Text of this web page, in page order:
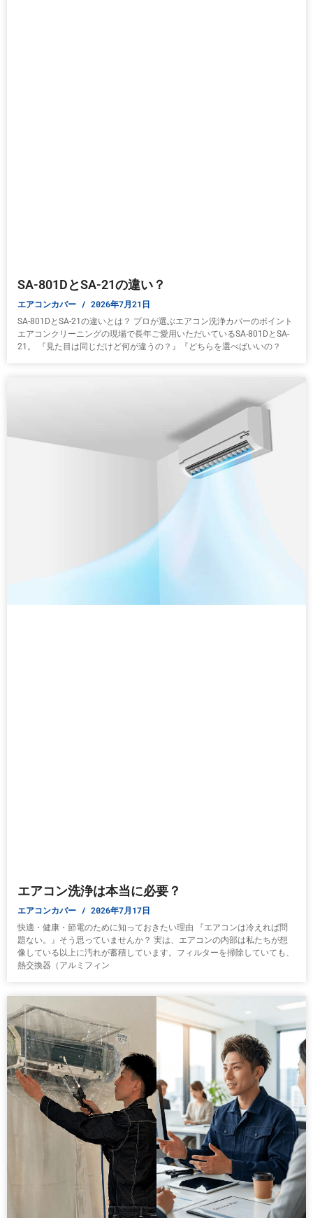
SA-801DとSA-21の違い？
エアコンカバー 2026年7月21日
SA-801DとSA-21の違いとは？ プロが選ぶエアコン洗浄カバーのポイント
エアコンクリーニングの現場で長年ご愛用いただいているSA-801DとSA-
21。 『見た目は同じだけど何が違うの？』『どちらを選べばいいの？
エアコン洗浄は本当に必要？
エアコンカバー 2026年7月17日
快適・健康・節電のために知っておきたい理由 『エアコンは冷えれば問
題ない。』そう思っていませんか？ 実は、エアコンの内部は私たちが想
像している以上に汚れが蓄積しています。フィルターを掃除していても、
熱交換器（アルミフィン